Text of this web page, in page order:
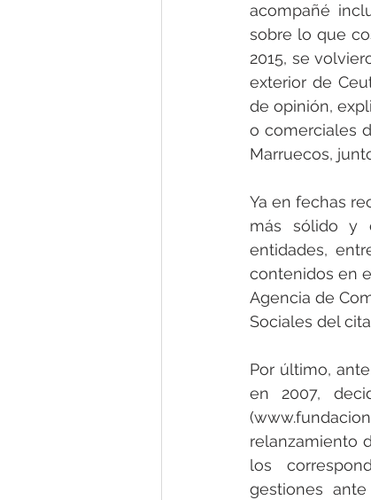
acompañé
sobre lo que
2015, se
exterior de
de opinión,
o comerciales
Marruecos,
Ya en fechas
más sólido y
entidades,
contenidos en
Agencia de
Sociales del
Por último,
en 2007,
relanzamiento
los
gestiones